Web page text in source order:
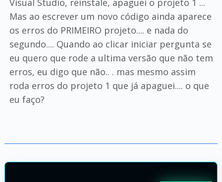
Visual Studio, reinstale, apaguei o projeto 1 ...
Mas ao escrever um novo código ainda aparece
os erros do PRIMEIRO projeto.... e nada do
segundo.... Quando ao clicar iniciar pergunta se
eu quero que rode a ultima versão que não tem
erros, eu digo que não.. . mas mesmo assim
roda erros do projeto 1 que já apaguei.... o que
eu faço?